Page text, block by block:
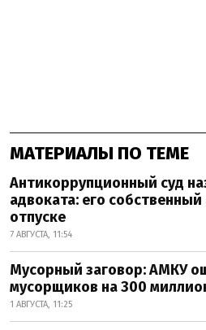
МАТЕРИАЛЫ ПО ТЕМЕ
Антикоррупционный суд
адвоката: его
отпуске
7 АВГУСТА, 11:54
Мусорный заговор: АМКУ
мусорщиков на 300
1 АВГУСТА, 11:25